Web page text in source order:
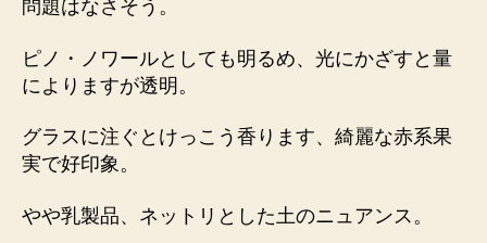
問題はなさそう。
ピノ・ノワールとしても明るめ、光にかざすと量
によりますが透明。
グラスに注ぐとけっこう香ります、綺麗な赤系果
実で好印象。
やや乳製品、ネットリとした土のニュアンス。